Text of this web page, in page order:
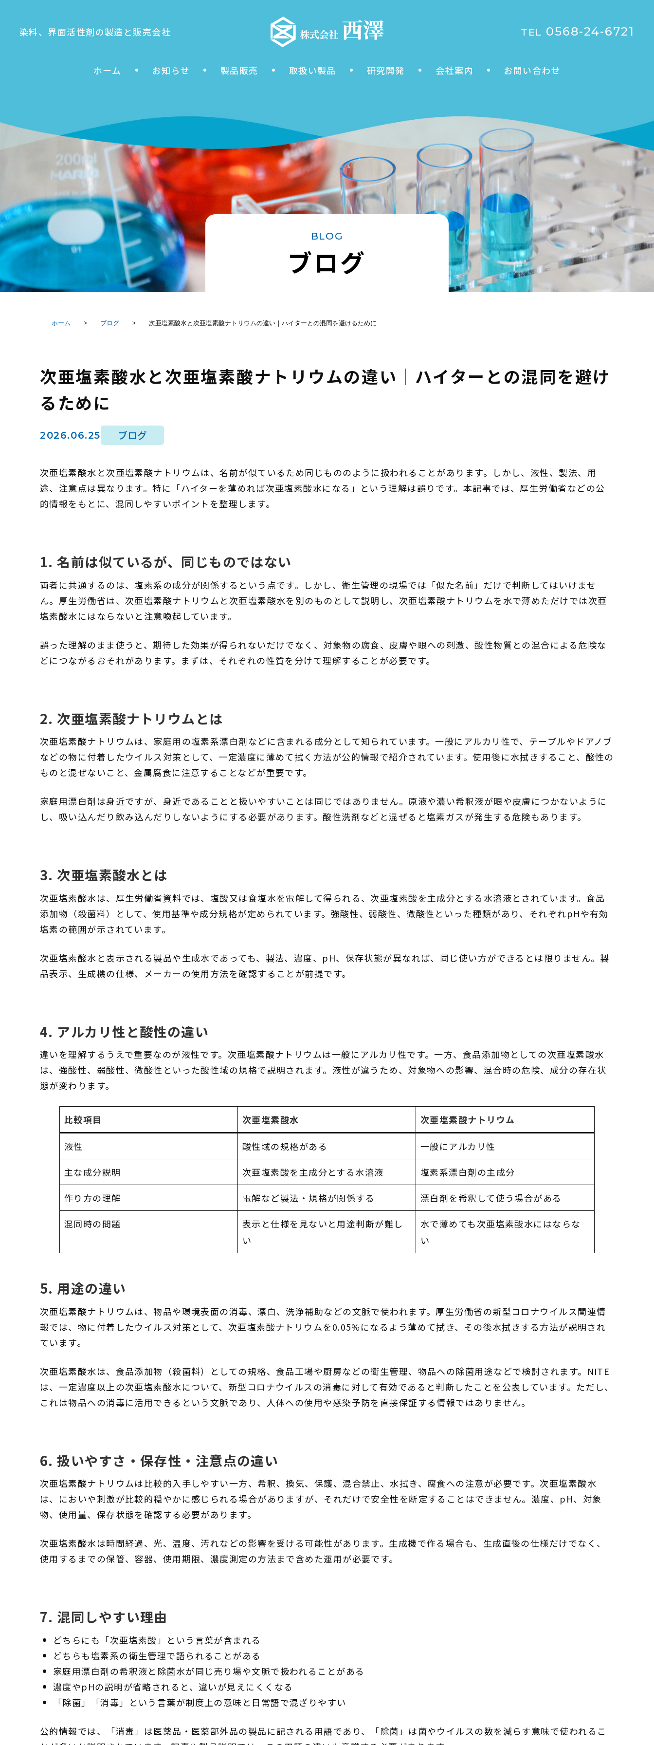
染料、界面活性剤の製造と販売会社 TEL 0568-24-6721
ホーム お知らせ 製品販売 取扱い製品 研究開発 会社案内 お問い合わせ
BLOG
ブログ
ホーム > ブログ > 次亜塩素酸水と次亜塩素酸ナトリウムの違い｜ハイターとの混同を避けるために
次亜塩素酸水と次亜塩素酸ナトリウムの違い｜ハイターとの混同を避け
るために
2026.06.25 ブログ
次亜塩素酸水と次亜塩素酸ナトリウムは、名前が似ているため同じもののように扱われることがあります。しかし、液性、製法、用
途、注意点は異なります。特に「ハイターを薄めれば次亜塩素酸水になる」という理解は誤りです。本記事では、厚生労働省などの公
的情報をもとに、混同しやすいポイントを整理します。
1. 名前は似ているが、同じものではない
両者に共通するのは、塩素系の成分が関係するという点です。しかし、衛生管理の現場では「似た名前」だけで判断してはいけませ
ん。厚生労働省は、次亜塩素酸ナトリウムと次亜塩素酸水を別のものとして説明し、次亜塩素酸ナトリウムを水で薄めただけでは次亜
塩素酸水にはならないと注意喚起しています。
誤った理解のまま使うと、期待した効果が得られないだけでなく、対象物の腐食、皮膚や眼への刺激、酸性物質との混合による危険な
どにつながるおそれがあります。まずは、それぞれの性質を分けて理解することが必要です。
2. 次亜塩素酸ナトリウムとは
次亜塩素酸ナトリウムは、家庭用の塩素系漂白剤などに含まれる成分として知られています。一般にアルカリ性で、テーブルやドアノブ
などの物に付着したウイルス対策として、一定濃度に薄めて拭く方法が公的情報で紹介されています。使用後に水拭きすること、酸性の
ものと混ぜないこと、金属腐食に注意することなどが重要です。
家庭用漂白剤は身近ですが、身近であることと扱いやすいことは同じではありません。原液や濃い希釈液が眼や皮膚につかないように
し、吸い込んだり飲み込んだりしないようにする必要があります。酸性洗剤などと混ぜると塩素ガスが発生する危険もあります。
3. 次亜塩素酸水とは
次亜塩素酸水は、厚生労働省資料では、塩酸又は食塩水を電解して得られる、次亜塩素酸を主成分とする水溶液とされています。食品
添加物（殺菌料）として、使用基準や成分規格が定められています。強酸性、弱酸性、微酸性といった種類があり、それぞれpHや有効
塩素の範囲が示されています。
次亜塩素酸水と表示される製品や生成水であっても、製法、濃度、pH、保存状態が異なれば、同じ使い方ができるとは限りません。製
品表示、生成機の仕様、メーカーの使用方法を確認することが前提です。
4. アルカリ性と酸性の違い
違いを理解するうえで重要なのが液性です。次亜塩素酸ナトリウムは一般にアルカリ性です。一方、食品添加物としての次亜塩素酸水
は、強酸性、弱酸性、微酸性といった酸性域の規格で説明されます。液性が違うため、対象物への影響、混合時の危険、成分の存在状
態が変わります。
比較項目 次亜塩素酸水 次亜塩素酸ナトリウム
液性 酸性域の規格がある 一般にアルカリ性
主な成分説明 次亜塩素酸を主成分とする水溶液 塩素系漂白剤の主成分
作り方の理解 電解など製法・規格が関係する 漂白剤を希釈して使う場合がある
混同時の問題
表示と仕様を見ないと用途判断が難し
い
水で薄めても次亜塩素酸水にはならな
い
5. 用途の違い
次亜塩素酸ナトリウムは、物品や環境表面の消毒、漂白、洗浄補助などの文脈で使われます。厚生労働省の新型コロナウイルス関連情
報では、物に付着したウイルス対策として、次亜塩素酸ナトリウムを0.05%になるよう薄めて拭き、その後水拭きする方法が説明され
ています。
次亜塩素酸水は、食品添加物（殺菌料）としての規格、食品工場や厨房などの衛生管理、物品への除菌用途などで検討されます。NITE
は、一定濃度以上の次亜塩素酸水について、新型コロナウイルスの消毒に対して有効であると判断したことを公表しています。ただし、
これは物品への消毒に活用できるという文脈であり、人体への使用や感染予防を直接保証する情報ではありません。
6. 扱いやすさ・保存性・注意点の違い
次亜塩素酸ナトリウムは比較的入手しやすい一方、希釈、換気、保護、混合禁止、水拭き、腐食への注意が必要です。次亜塩素酸水
は、においや刺激が比較的穏やかに感じられる場合がありますが、それだけで安全性を断定することはできません。濃度、pH、対象
物、使用量、保存状態を確認する必要があります。
次亜塩素酸水は時間経過、光、温度、汚れなどの影響を受ける可能性があります。生成機で作る場合も、生成直後の仕様だけでなく、
使用するまでの保管、容器、使用期限、濃度測定の方法まで含めた運用が必要です。
7. 混同しやすい理由
どちらにも「次亜塩素酸」という言葉が含まれる
どちらも塩素系の衛生管理で語られることがある
家庭用漂白剤の希釈液と除菌水が同じ売り場や文脈で扱われることがある
濃度やpHの説明が省略されると、違いが見えにくくなる
「除菌」「消毒」という言葉が制度上の意味と日常語で混ざりやすい
公的情報では、「消毒」は医薬品・医薬部外品の製品に記される用語であり、「除菌」は菌やウイルスの数を減らす意味で使われるこ